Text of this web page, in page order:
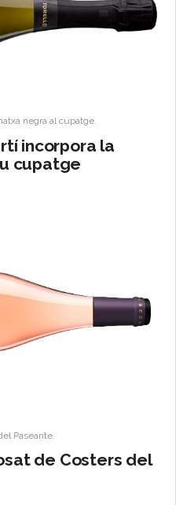
negra al cupatge.
incorpora la
cupatge
Paseante.
de Costers del